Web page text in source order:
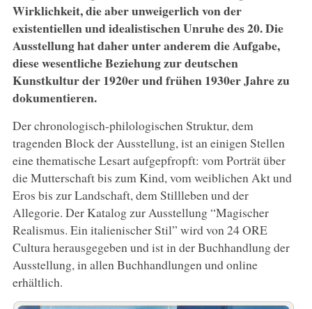
Wirklichkeit, die aber unweigerlich von der
existentiellen und idealistischen Unruhe des 20. Die
Ausstellung hat daher unter anderem die Aufgabe,
diese wesentliche Beziehung zur deutschen
Kunstkultur der 1920er und frühen 1930er Jahre zu
dokumentieren.
Der chronologisch-philologischen Struktur, dem
tragenden Block der Ausstellung, ist an einigen Stellen
eine thematische Lesart aufgepfropft: vom Porträt über
die Mutterschaft bis zum Kind, vom weiblichen Akt und
Eros bis zur Landschaft, dem Stillleben und der
Allegorie. Der Katalog zur Ausstellung “Magischer
Realismus. Ein italienischer Stil” wird von 24 ORE
Cultura herausgegeben und ist in der Buchhandlung der
Ausstellung, in allen Buchhandlungen und online
erhältlich.